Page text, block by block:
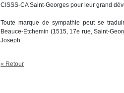
CISSS-CA Saint-Georges pour leur grand
Toute marque de sympathie peut se
Beauce-Etchemin (1515, 17e rue, Saint-
Joseph
« Retour